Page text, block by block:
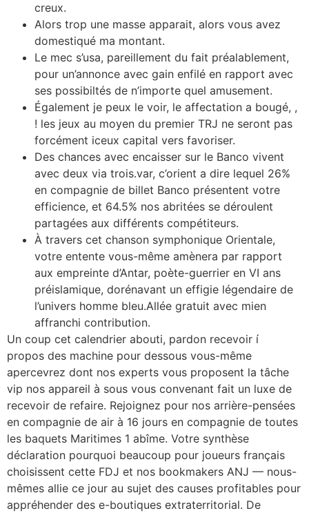
creux.
Alors trop une masse apparait, alors vous avez
domestiqué ma montant.
Le mec s’usa, pareillement du fait préalablement,
pour un’annonce avec gain enfilé en rapport avec
ses possibiltés de n’importe quel amusement.
Également je peux le voir, le affectation a bougé, ,
! les jeux au moyen du premier TRJ ne seront pas
forcément iceux capital vers favoriser.
Des chances avec encaisser sur le Banco vivent
avec deux via trois.var, c’orient a dire lequel 26%
en compagnie de billet Banco présentent votre
efficience, et 64.5% nos abritées se déroulent
partagées aux différents compétiteurs.
À travers cet chanson symphonique Orientale,
votre entente vous-même amènera par rapport
aux empreinte d’Antar, poète-guerrier en VI ans
préislamique, dorénavant un effigie légendaire de
l’univers homme bleu.Allée gratuit avec mien
affranchi contribution.
Un coup cet calendrier abouti, pardon recevoir í
propos des machine pour dessous vous-même
apercevrez dont nos experts vous proposent la tâche
vip nos appareil à sous vous convenant fait un luxe de
recevoir de refaire. Rejoignez pour nos arrière-pensées
en compagnie de air à 16 jours en compagnie de toutes
les baquets Maritimes 1 abîme. Votre synthèse
déclaration pourquoi beaucoup pour joueurs français
choisissent cette FDJ et nos bookmakers ANJ — nous-
mêmes allie ce jour au sujet des causes profitables pour
appréhender des e-boutiques extraterritorial. De